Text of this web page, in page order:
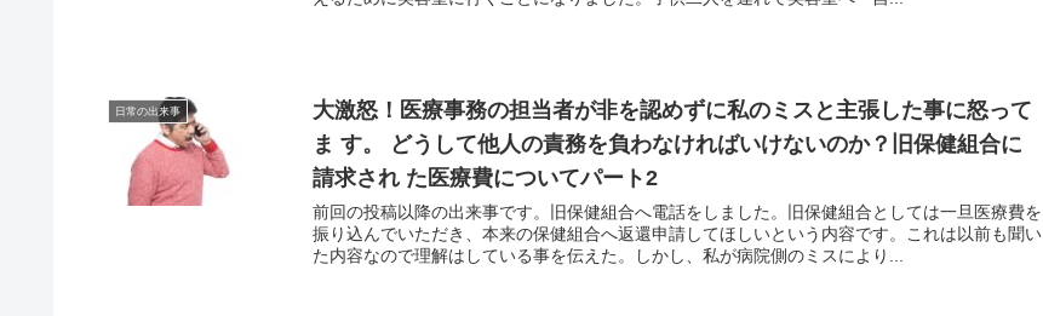
日常の出来事
大激怒！医療事務の担当者が非を認めずに私のミスと主張した事に怒って
ま す。 どうして他人の責務を負わなければいけないのか？旧保健組合に
請求され た医療費についてパート2
前回の投稿以降の出来事です。旧保健組合へ電話をしました。旧保健組合としては一旦医療費を
振り込んでいただき、本来の保健組合へ返還申請してほしいという内容です。これは以前も聞い
た内容なので理解はしている事を伝えた。しかし、私が病院側のミスにより...